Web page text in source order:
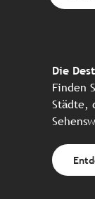
Die
Finden
Städte,